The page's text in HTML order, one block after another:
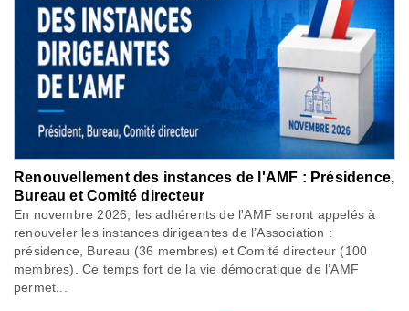
Renouvellement des instances de l'AMF : Présidence,
Bureau et Comité directeur
En novembre 2026, les adhérents de l'AMF seront appelés à
renouveler les instances dirigeantes de l’Association :
présidence, Bureau (36 membres) et Comité directeur (100
membres). Ce temps fort de la vie démocratique de l’AMF
permet...